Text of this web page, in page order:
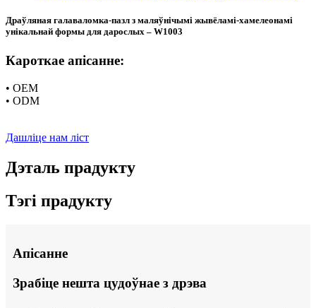
Драўляная галаваломка-пазл з маляўнічымі жывёламі-хамелеонамі
унікальнай формы для дарослых – W1003
Кароткае апісанне:
• OEM
• ODM
Дашліце нам ліст
Дэталь прадукту
Тэгі прадукту
Апісанне
Зрабіце нешта цудоўнае з дрэва